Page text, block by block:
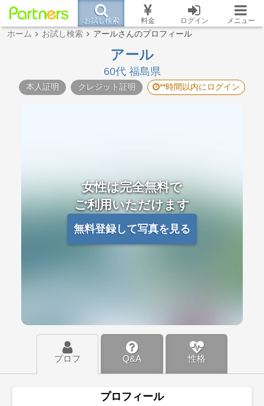
お試し検索 料金 ログイン メニュー
ホーム お試し検索 アールさんのプロフィール
アール
60代 福島県
本人証明 クレジット証明 **時間以内にログイン
女性は完全無料で
ご利用いただけます
無料登録して写真を見る
プロフ Q&A 性格
プロフィール